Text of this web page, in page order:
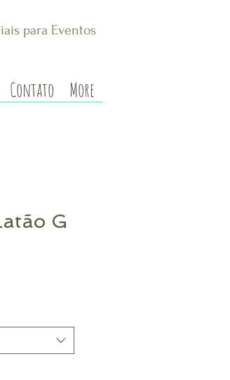
para Eventos
Contato More
G